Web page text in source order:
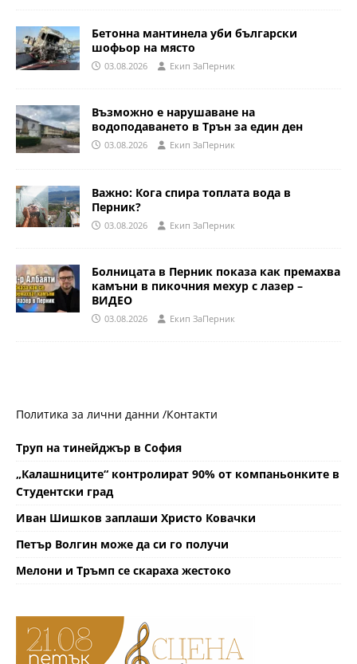
Бетонна мантинела уби български
шофьор на място
03.08.2026 Eкип ЗаПерник
Възможно е нарушаване на
водоподаването в Трън за един ден
03.08.2026 Eкип ЗаПерник
Важно: Кога спира топлата вода в
Перник?
03.08.2026 Eкип ЗаПерник
Болницата в Перник показа как премахва
камъни в пикочния мехур с лазер –
ВИДЕО
03.08.2026 Eкип ЗаПерник
Политика за лични данни /Контакти
Труп на тинейджър в София
„Калашниците“ контролират 90% от компаньонките в
Студентски град
Иван Шишков заплаши Христо Ковачки
Петър Волгин може да си го получи
Мелони и Тръмп се скараха жестоко